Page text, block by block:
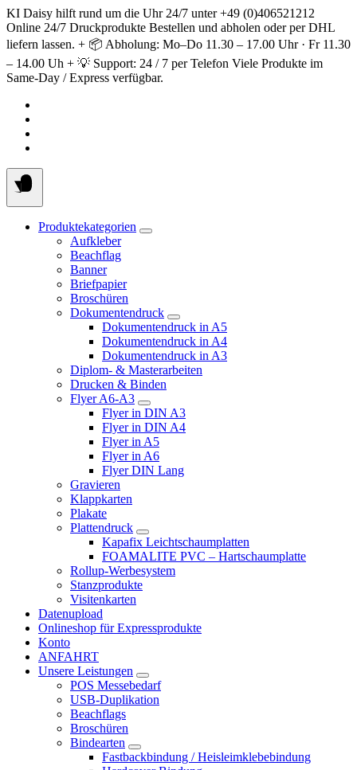
Springe
zum
Inhalt
KI Daisy hilft rund um die Uhr 24/7 unter +49 (0)406521212
Online 24/7 Druckprodukte Bestellen und abholen oder per DHL
liefern lassen. + 📦 Abholung: Mo–Do 11.30 – 17.00 Uhr · Fr 11.30
– 14.00 Uh + 💡 Support: 24 / 7 per Telefon Viele Produkte im
Same-Day / Express verfügbar.
Produktekategorien
Aufkleber
Beachflag
Banner
Briefpapier
Broschüren
Dokumentendruck
Dokumentendruck in A5
Dokumentendruck in A4
Dokumentendruck in A3
Diplom- & Masterarbeiten
Drucken & Binden
Flyer A6-A3
Flyer in DIN A3
Flyer in DIN A4
Flyer in A5
Flyer in A6
Flyer DIN Lang
Gravieren
Klappkarten
Plakate
Plattendruck
Kapafix Leichtschaumplatten
FOAMALITE PVC – Hartschaumplatte
Rollup-Werbesystem
Stanzprodukte
Visitenkarten
Datenupload
Onlineshop für Expressprodukte
Konto
ANFAHRT
Unsere Leistungen
POS Messebedarf
USB-Duplikation
Beachflags
Broschüren
Bindearten
Fastbackbindung / Heisleimklebebindung